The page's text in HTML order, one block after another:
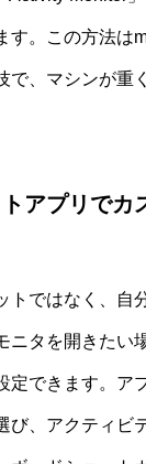
す。この方法は
で、マシンが重
アプリでカ
トではなく、自
ニタを開きたい
定できます。ア
び、アクティビ